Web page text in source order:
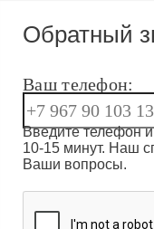
Обратный
Ваш телефон:
Введите телефон
10-15 минут. Наш
Ваши вопросы.